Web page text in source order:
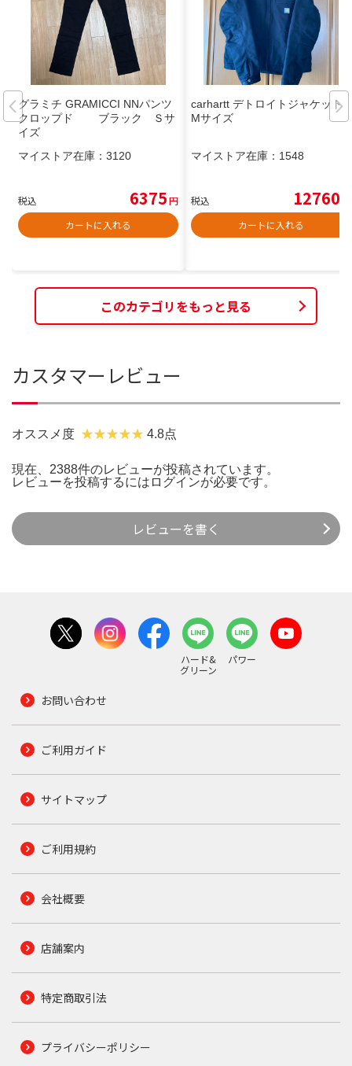
グラミチ GRAMICCI NNパンツ
クロップド ブラック Ｓサ
イズ
マイストア在庫： 3120
税込 6375円
カートに入れる
carhartt デトロイトジャケット
Mサイズ
マイストア在庫： 1548
税込 12760
カートに入れる
このカテゴリをもっと見る
カスタマーレビュー
オススメ度 4.8点
現在、2388件のレビューが投稿されています。
レビューを投稿するには ログインが必要です。
レビューを書く
ハード&
グリーン
パワー
お問い合わせ
ご利用ガイド
サイトマップ
ご利用規約
会社概要
店舗案内
特定商取引法
プライバシーポリシー